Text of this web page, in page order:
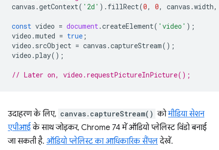
canvas .getContext( '2d' ). fillRect(0, 0, canvas .width,
const video = document.createElement( 'video' );
video .muted = true ;
video . srcObject = canvas .captureStream();
video .play();
// Later on, video.requestPictureInPicture();
उदाहरण के लिए, canvas.captureStream() कोमीडिया सेशन
एपीआईके साथ जोड़कर, Chrome 74 में ऑडियो प्लेलिस्ट विंडो बनाई
जा सकती है. ऑडियो प्लेलिस्ट का आधिकारिक सैंपलदेखें.